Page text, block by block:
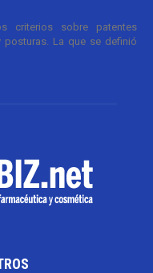
criterios sobre patentes
La que se definió